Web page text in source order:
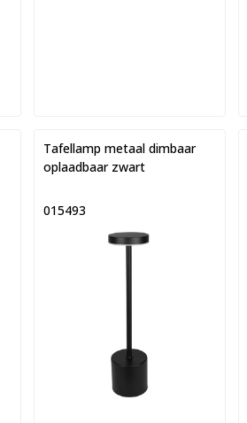
Tafellamp metaal dimbaar
oplaadbaar zwart
015493